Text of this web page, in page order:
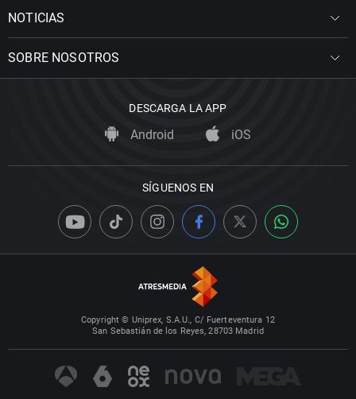
NOTICIAS
SOBRE NOSOTROS
DESCARGA LA APP
Android iOS
SÍGUENOS EN
Copyright © Uniprex, S.A.U., C/ Fuerteventura 12
San Sebastián de los Reyes, 28703 Madrid